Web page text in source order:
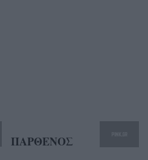
ΠΑΡΘΕΝΟΣ